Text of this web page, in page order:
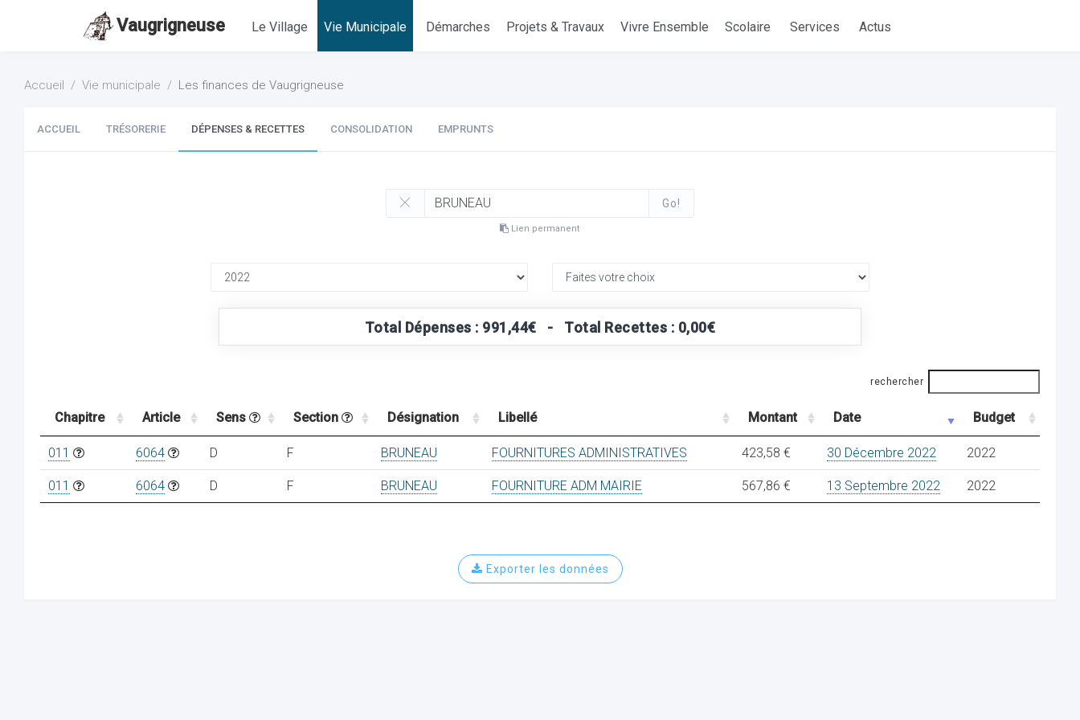
Vaugrigneuse Le Village Vie Municipale Démarches Projets & Travaux Vivre Ensemble Scolaire Services Actus
Accueil Vie municipale Les finances de Vaugrigneuse
ACCUEIL TRÉSORERIE DÉPENSES & RECETTES CONSOLIDATION EMPRUNTS
Go!
Lien permanent
Total Dépenses : 991,44€ - Total Recettes : 0,00€
rechercher
Chapitre Article Sens Section Désignation Libellé Montant Date Budget
011 6064 D F BRUNEAU FOURNITURES ADMINISTRATIVES 423,58 € 30 Décembre 2022 2022
011 6064 D F BRUNEAU FOURNITURE ADM MAIRIE 567,86 € 13 Septembre 2022 2022
Exporter les données